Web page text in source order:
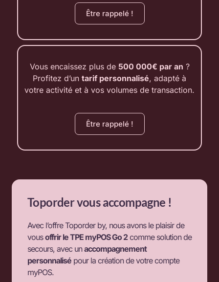
Être rappelé !
Vous encaissez plus de 500 000€ par an ?
Profitez d’un tarif personnalisé, adapté à
votre activité et à vos volumes de transaction.
Être rappelé !
Toporder vous accompagne !
Avec l’offre Toporder by, nous avons le plaisir de
vousoffrir le TPE myPOS Go 2comme solution de
secours, avec unaccompagnement
personnalisé pour la création de votre compte
myPOS.